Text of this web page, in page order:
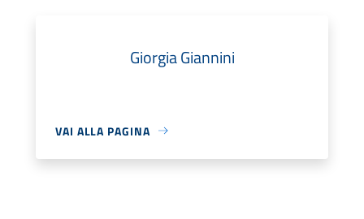
Giorgia Giannini
VAI ALLA PAGINA